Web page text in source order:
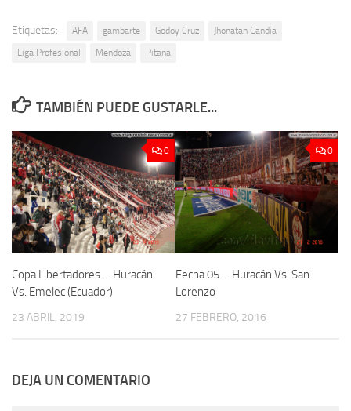
Etiquetas: AFA gambarte Godoy Cruz
Jhonatan Candia
Liga Profesional
Mendoza Pitana
TAMBIÉN PUEDE GUSTARLE...
0
Copa Libertadores – Huracán
Vs. Emelec (Ecuador)
23 ABRIL, 2019
0
Fecha 05 – Huracán Vs. San
Lorenzo
27 FEBRERO, 2016
DEJA UN COMENTARIO